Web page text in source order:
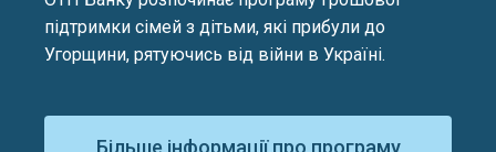
підтримки сімей з дітьми, які прибули до
Угорщини, рятуючись від війни в Україні.
Більше інформації про програму